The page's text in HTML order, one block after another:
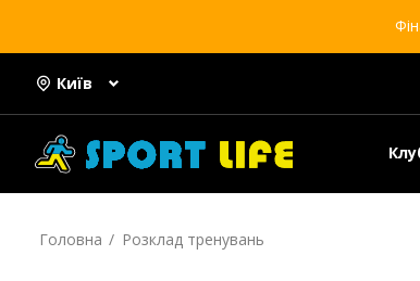
Київ
Головна Розклад тренувань